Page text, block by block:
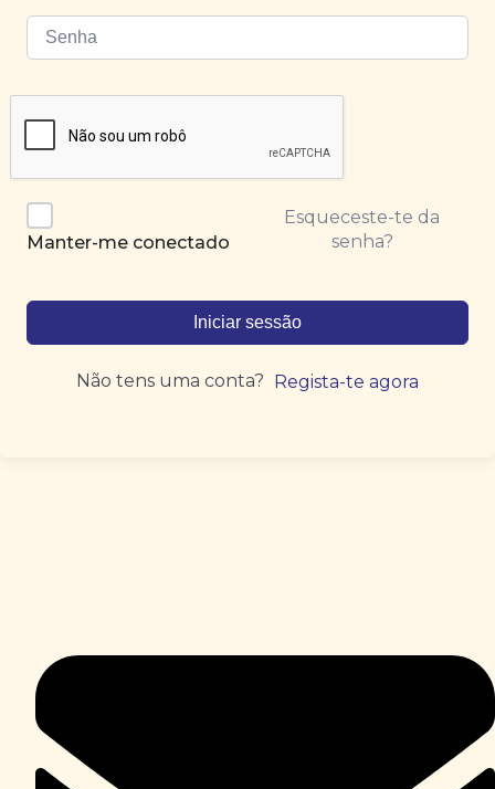
Manter-me conectado
Esqueceste-te da
senha?
Iniciar sessão
Não tens uma conta? Regista-te agora